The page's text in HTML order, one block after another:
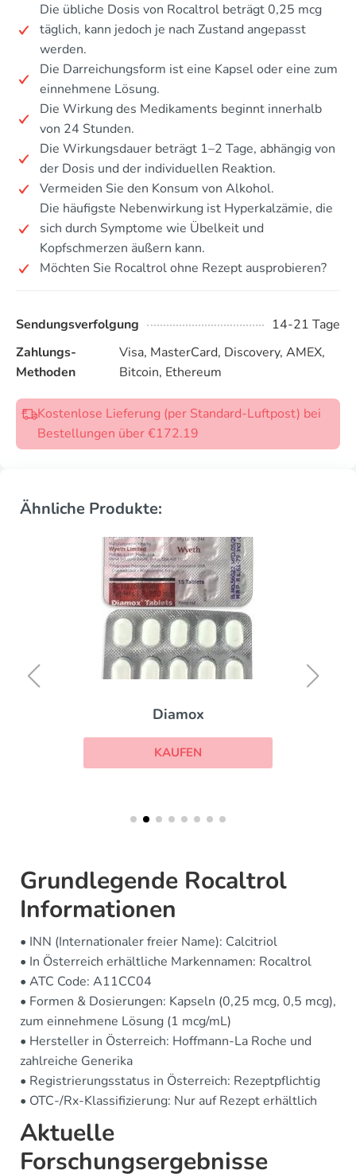
Die übliche Dosis von Rocaltrol beträgt 0,25 mcg
täglich, kann jedoch je nach Zustand angepasst
werden.
Die Darreichungsform ist eine Kapsel oder eine zum
einnehmene Lösung.
Die Wirkung des Medikaments beginnt innerhalb
von 24 Stunden.
Die Wirkungsdauer beträgt 1–2 Tage, abhängig von
der Dosis und der individuellen Reaktion.
Vermeiden Sie den Konsum von Alkohol.
Die häufigste Nebenwirkung ist Hyperkalzämie, die
sich durch Symptome wie Übelkeit und
Kopfschmerzen äußern kann.
Möchten Sie Rocaltrol ohne Rezept ausprobieren?
Sendungsverfolgung
14-21 Tage
Zahlungs-
Methoden
Visa, MasterCard, Discovery, AMEX,
Bitcoin, Ethereum
Kostenlose Lieferung (per Standard-Luftpost) bei
Bestellungen über €172.19
Ähnliche Produkte:
Diamox
KAUFEN
Grundlegende Rocaltrol
Informationen
• INN (Internationaler freier Name): Calcitriol
• In Österreich erhältliche Markennamen: Rocaltrol
• ATC Code: A11CC04
• Formen & Dosierungen: Kapseln (0,25 mcg, 0,5 mcg),
zum einnehmene Lösung (1 mcg/mL)
• Hersteller in Österreich: Hoffmann-La Roche und
zahlreiche Generika
• Registrierungsstatus in Österreich: Rezeptpflichtig
• OTC-/Rx-Klassifizierung: Nur auf Rezept erhältlich
Aktuelle
Forschungsergebnisse